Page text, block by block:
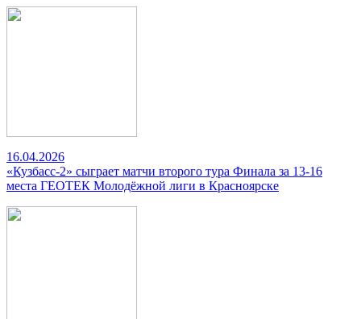
16.04.2026
«Кузбасс-2» сыграет матчи второго тура Финала за 13-16
места ГЕОТЕК Молодёжной лиги в Красноярске